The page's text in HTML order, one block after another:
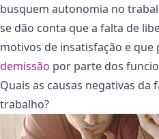
busquem autonomia no
se dão conta que a falta de
motivos de insatisfação e que
demissão por parte dos
Quais as causas negativas
trabalho?